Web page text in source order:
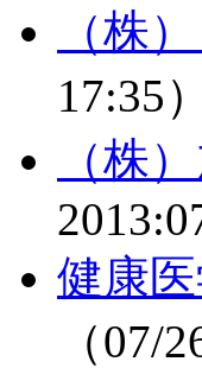
（株
17:35）
（株
健康
（07/